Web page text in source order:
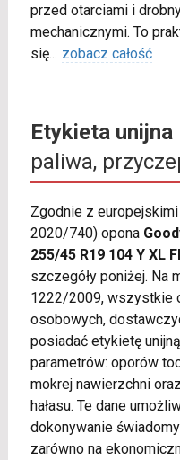
przed otarciami i
mechanicznymi. To
się... zobacz całość
Etykieta unijna
paliwa,
Zgodnie z
2020/740) opona
255/45 R19 104 Y XL
szczegóły poniżej. Na
1222/2009, wszystkie
osobowych,
posiadać etykietę
parametrów: oporów
mokrej nawierzchni
hałasu. Te dane
dokonywanie
zarówno na